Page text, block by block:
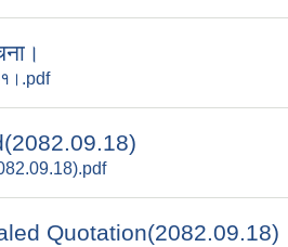
१।.pdf
Quotation(2082.09.18)